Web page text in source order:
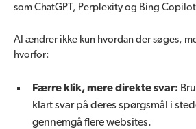
som ChatGPT, Perplexity og Bing
AI ændrer ikke kun hvordan der søges,
hvorfor:
Færre klik, mere direkte svar:
klart svar på deres spørgsmål i
gennemgå flere websites.